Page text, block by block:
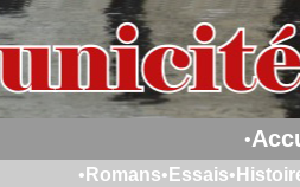
•
• Romans• Essais•